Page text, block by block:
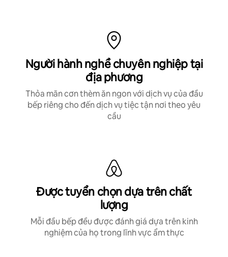
Người hành nghề chuyên nghiệp tại
địa phương
Thỏa mãn cơn thèm ăn ngon với dịch vụ của đầu
bếp riêng cho đến dịch vụ tiệc tận nơi theo yêu
cầu
Được tuyển chọn dựa trên chất
lượng
Mỗi đầu bếp đều được đánh giá dựa trên kinh
nghiệm của họ trong lĩnh vực ẩm thực